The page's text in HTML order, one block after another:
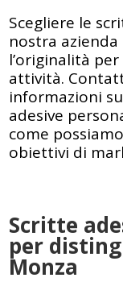
Scegliere le
nostra
l’originalità
attività.
informazioni
adesive
come
obiettivi di
Scritte
per
Monza